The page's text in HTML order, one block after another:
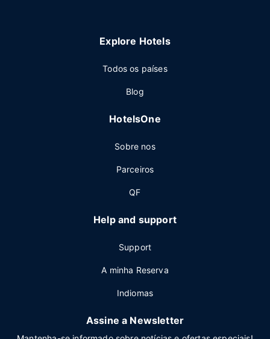
Explore Hotels
Todos os países
Blog
HotelsOne
Sobre nos
Parceiros
QF
Help and support
Support
A minha Reserva
Indiomas
Assine a Newsletter